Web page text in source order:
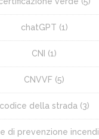
chatGPT (1)
CNI (1)
CNVVF (5)
codice della strada (3)
di prevenzione incendi